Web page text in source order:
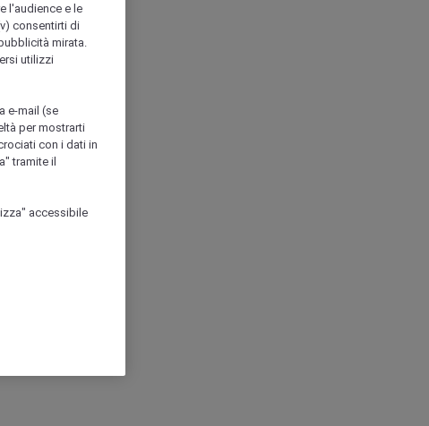
l'audience e le
consentirti di
mirata.
utilizzi
e-mail (se
per mostrarti
con i dati in
tramite il
accessibile